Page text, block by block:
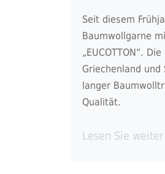
Seit diesem
Baumwollgarne
„EUCOTTON“.
Griechenland und
langer
Qualität.
Lesen Sie weiter